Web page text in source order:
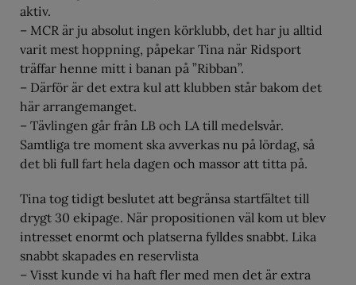
aktiv.
– MCR är ju absolut ingen körklubb, det har ju alltid
varit mest hoppning, påpekar Tina när Ridsport
träffar henne mitt i banan på ”Ribban”.
– Därför är det extra kul att klubben står bakom det
här arrangemanget.
– Tävlingen går från LB och LA till medelsvår.
Samtliga tre moment ska avverkas nu på lördag, så
det bli full fart hela dagen och massor att titta på.
Tina tog tidigt beslutet att begränsa startfältet till
drygt 30 ekipage. När propositionen väl kom ut blev
intresset enormt och platserna fylldes snabbt. Lika
snabbt skapades en reservlista
– Visst kunde vi ha haft fler med men det är extra